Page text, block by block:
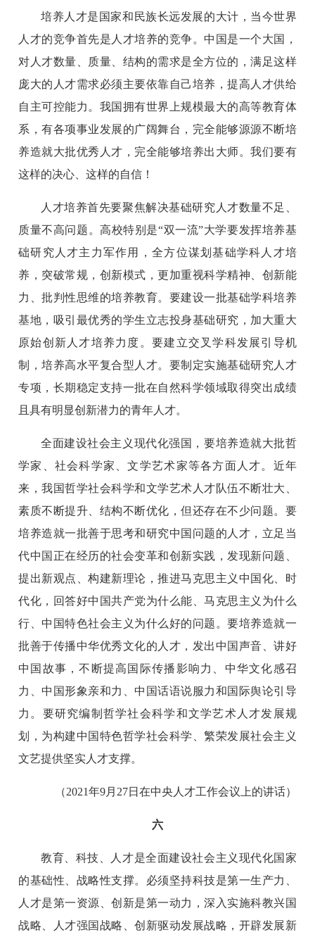
培养人才是国家和民族长远发展的大计，当今世界
人才的竞争首先是人才培养的竞争。中国是一个大国，
对人才数量、质量、结构的需求是全方位的，满足这样
庞大的人才需求必须主要依靠自己培养，提高人才供给
自主可控能力。我国拥有世界上规模最大的高等教育体
系，有各项事业发展的广阔舞台，完全能够源源不断培
养造就大批优秀人才，完全能够培养出大师。我们要有
这样的决心、这样的自信！
人才培养首先要聚焦解决基础研究人才数量不足、
质量不高问题。高校特别是“双一流”大学要发挥培养基
础研究人才主力军作用，全方位谋划基础学科人才培
养，突破常规，创新模式，更加重视科学精神、创新能
力、批判性思维的培养教育。要建设一批基础学科培养
基地，吸引最优秀的学生立志投身基础研究，加大重大
原始创新人才培养力度。要建立交叉学科发展引导机
制，培养高水平复合型人才。要制定实施基础研究人才
专项，长期稳定支持一批在自然科学领域取得突出成绩
且具有明显创新潜力的青年人才。
全面建设社会主义现代化强国，要培养造就大批哲
学家、社会科学家、文学艺术家等各方面人才。近年
来，我国哲学社会科学和文学艺术人才队伍不断壮大、
素质不断提升、结构不断优化，但还存在不少问题。要
培养造就一批善于思考和研究中国问题的人才，立足当
代中国正在经历的社会变革和创新实践，发现新问题、
提出新观点、构建新理论，推进马克思主义中国化、时
代化，回答好中国共产党为什么能、马克思主义为什么
行、中国特色社会主义为什么好的问题。要培养造就一
批善于传播中华优秀文化的人才，发出中国声音、讲好
中国故事，不断提高国际传播影响力、中华文化感召
力、中国形象亲和力、中国话语说服力和国际舆论引导
力。要研究编制哲学社会科学和文学艺术人才发展规
划，为构建中国特色哲学社会科学、繁荣发展社会主义
文艺提供坚实人才支撑。
（2021年9月27日在中央人才工作会议上的讲话）
六
教育、科技、人才是全面建设社会主义现代化国家
的基础性、战略性支撑。必须坚持科技是第一生产力、
人才是第一资源、创新是第一动力，深入实施科教兴国
战略、人才强国战略、创新驱动发展战略，开辟发展新